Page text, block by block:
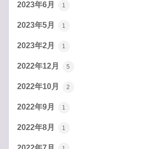
2023年6月 1
2023年5月 1
2023年2月 1
2022年12月 5
2022年10月 2
2022年9月 1
2022年8月 1